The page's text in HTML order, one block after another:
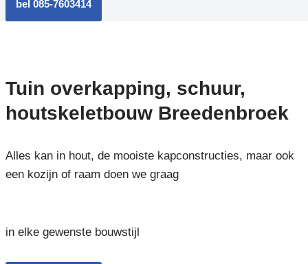
bel 085-7603414
Tuin overkapping, schuur,
houtskeletbouw Breedenbroek
Alles kan in hout, de mooiste kapconstructies, maar ook
een kozijn of raam doen we graag
in elke gewenste bouwstijl